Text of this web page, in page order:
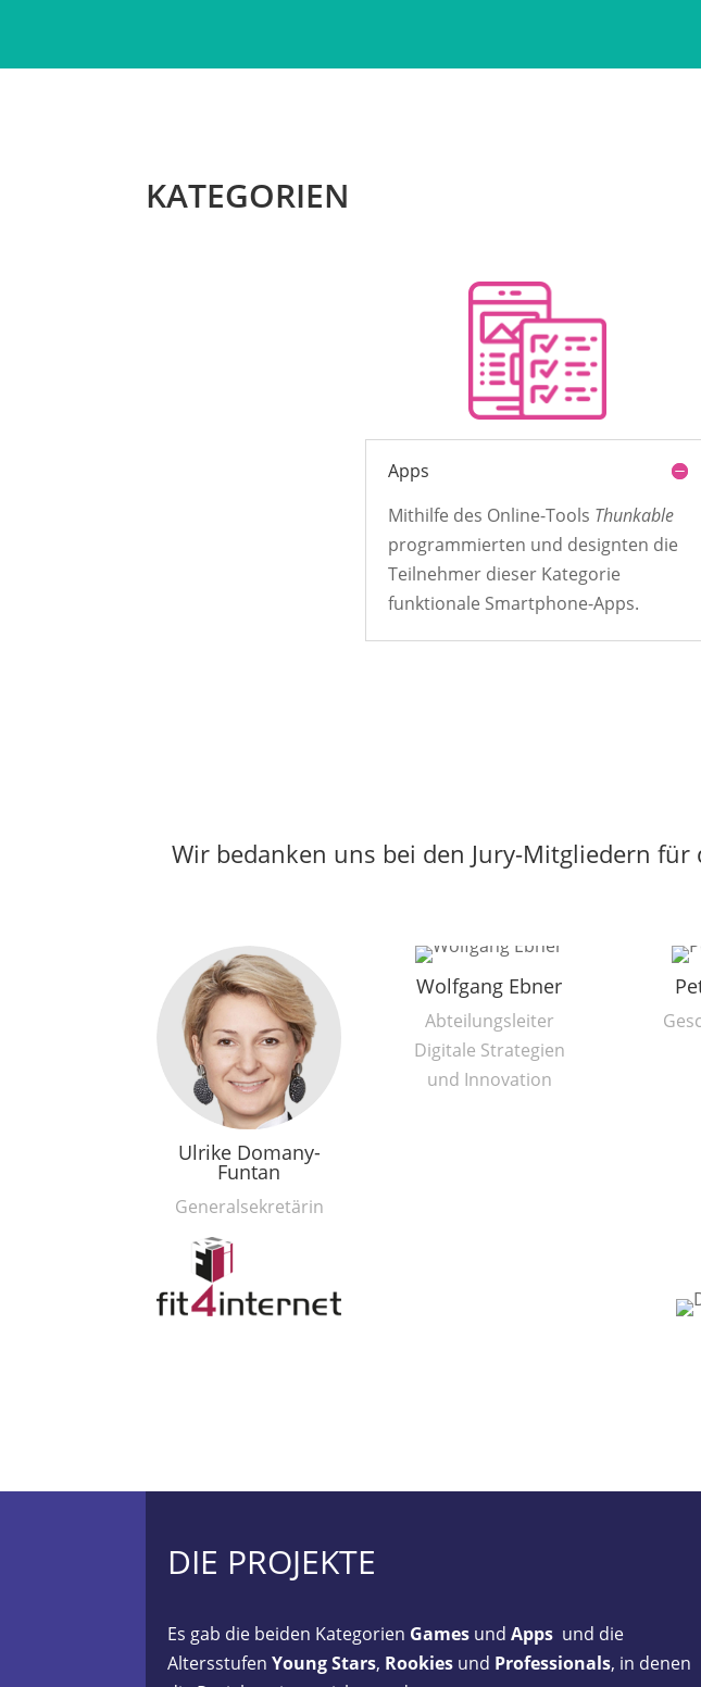
KATEGORIEN
Apps
Mithilfe des Online-Tools Thunkable
programmierten und designten die
Teilnehmer dieser Kategorie
funktionale Smartphone-Apps.
Wir bedanken uns bei den Jury-Mitgliedern
Ulrike Domany-
Funtan
Generalsekretärin
Wolfgang Ebner
Abteilungsleiter
Digitale Strategien
und Innovation
DIE PROJEKTE
Es gab die beiden Kategorien Games undApps und die
AltersstufenYoung Stars, Rookies und Professionals, in denen